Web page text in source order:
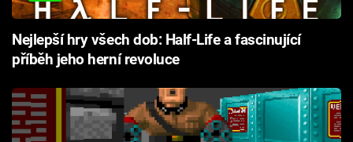
Nejlepší hry všech dob: Half-Life a fascinující
příběh jeho herní revoluce